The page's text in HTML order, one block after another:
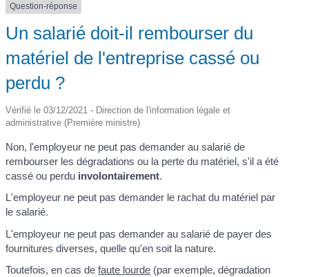
Question-réponse
Un salarié doit-il rembourser du
matériel de l'entreprise cassé ou
perdu ?
Vérifié le 03/12/2021 - Direction de l'information légale et
administrative (Première ministre)
Non, l'employeur ne peut pas demander au salarié de
rembourser les dégradations ou la perte du matériel, s'il a été
cassé ou perdu involontairement.
L'employeur ne peut pas demander le rachat du matériel par
le salarié.
L'employeur ne peut pas demander au salarié de payer des
fournitures diverses, quelle qu'en soit la nature.
Toutefois, en cas defaute lourde (par exemple, dégradation